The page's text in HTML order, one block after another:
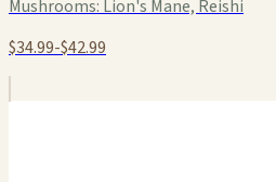
Mushrooms:Lion's Mane, Reishi
$34.99-$42.99